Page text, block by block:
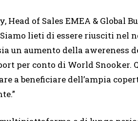
Head of Sales EMEA & Global
lieti di essere riusciti nel
un aumento della awereness
per conto di World
a beneficiare dell’ampia